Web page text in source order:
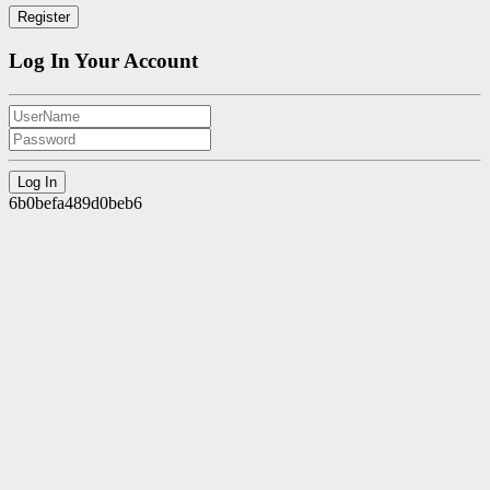
Log In Your Account
6b0befa489d0beb6